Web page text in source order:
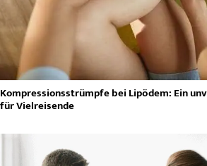
Kompressionsstrümpfe bei Lipödem: Ein
für Vielreisende